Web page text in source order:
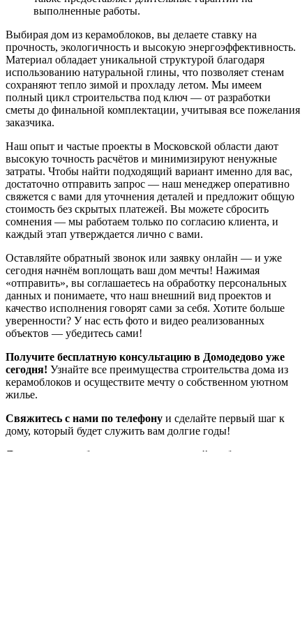
выполненные работы.
Выбирая дом из керамоблоков, вы делаете ставку на
прочность, экологичность и высокую энергоэффективность.
Материал обладает уникальной структурой благодаря
использованию натуральной глины, что позволяет стенам
сохраняют тепло зимой и прохладу летом. Мы имеем
полный цикл строительства под ключ — от разработки
сметы до финальной комплектации, учитывая все пожелания
заказчика.
Наш опыт и частые проекты в Московской области дают
высокую точность расчётов и минимизируют ненужные
затраты. Чтобы найти подходящий вариант именно для вас,
достаточно отправить запрос — наш менеджер оперативно
свяжется с вами для уточнения деталей и предложит общую
стоимость без скрытых платежей. Вы можете сбросить
сомнения — мы работаем только по согласию клиента, и
каждый этап утверждается лично с вами.
Оставляйте обратный звонок или заявку онлайн — и уже
сегодня начнём воплощать ваш дом мечты! Нажимая
«отправить», вы соглашаетесь на обработку персональных
данных и понимаете, что наш внешний вид проектов и
качество исполнения говорят сами за себя. Хотите больше
уверенности? У нас есть фото и видео реализованных
объектов — убедитесь сами!
Получите бесплатную консультацию в Домодедово уже
сегодня! Узнайте все преимущества строительства дома из
керамоблоков и осуществите мечту о собственном уютном
жилье.
Свяжитесь с нами по телефону и сделайте первый шаг к
дому, который будет служить вам долгие годы!
Дома из керамоблоков – ваш надежный выбор для